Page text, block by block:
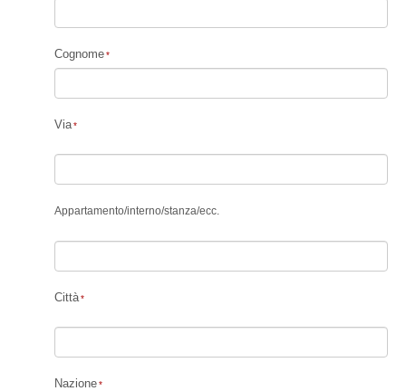
Cognome
Via
Appartamento/interno/stanza/ecc.
Città
Nazione